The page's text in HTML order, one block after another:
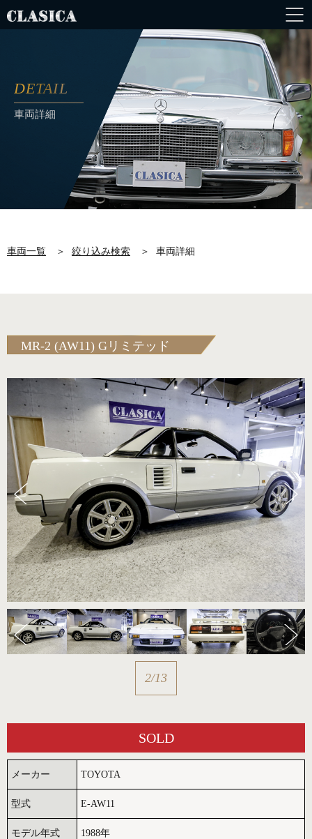
DETAIL
車両詳細
車両一覧 ＞ 絞り込み検索 ＞ 車両詳細
MR-2 (AW11) Gリミテッド
3/13
SOLD
メーカー TOYOTA
型式 E-AW11
モデル年式 1988年